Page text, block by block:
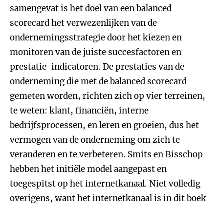
samengevat is het doel van een balanced
scorecard het verwezenlijken van de
ondernemingsstrategie door het kiezen en
monitoren van de juiste succesfactoren en
prestatie-indicatoren. De prestaties van de
onderneming die met de balanced scorecard
gemeten worden, richten zich op vier terreinen,
te weten: klant, financiën, interne
bedrijfsprocessen, en leren en groeien, dus het
vermogen van de onderneming om zich te
veranderen en te verbeteren. Smits en Bisschop
hebben het initiële model aangepast en
toegespitst op het internetkanaal. Niet volledig
overigens, want het internetkanaal is in dit boek